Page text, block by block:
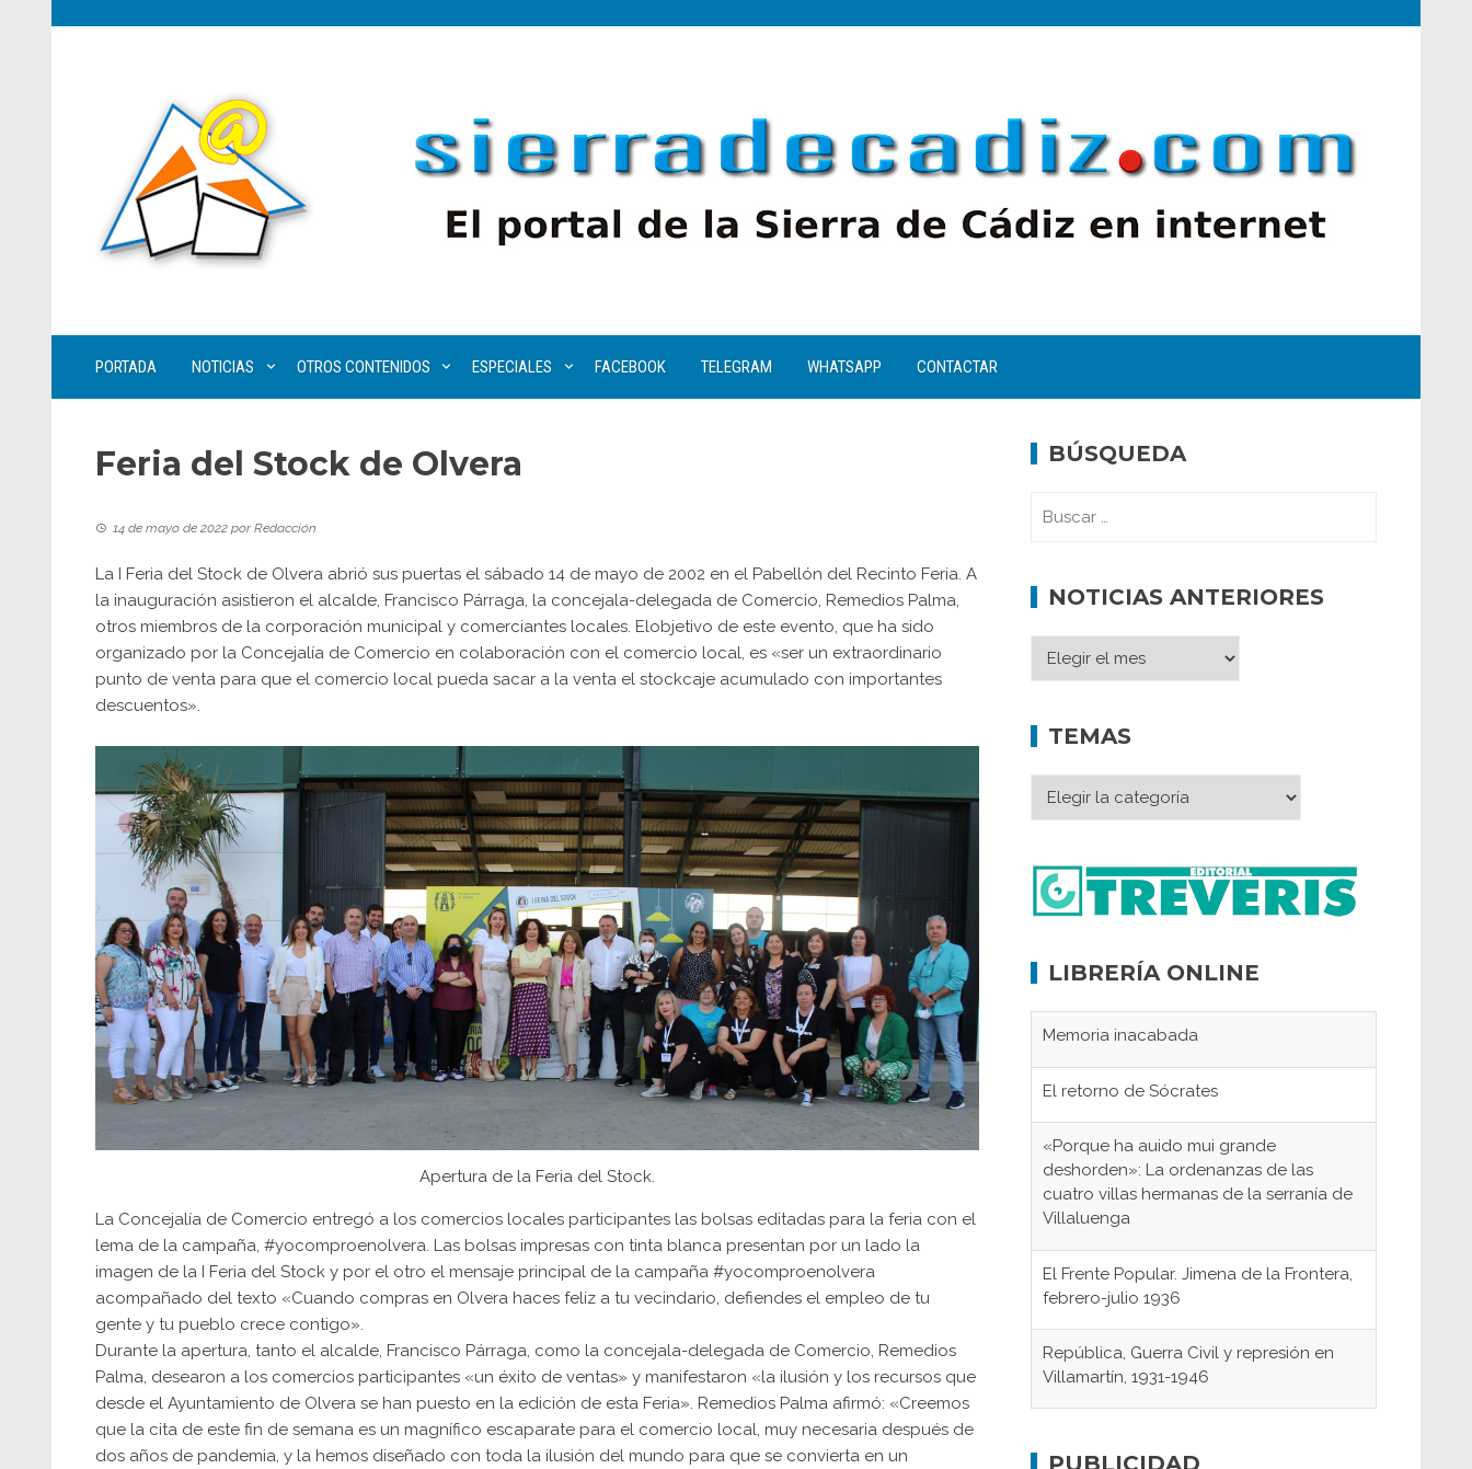
PORTADA NOTICIAS OTROS CONTENIDOS ESPECIALES FACEBOOK TELEGRAM WHATSAPP CONTACTAR
Feria del Stock de Olvera
14 de mayo de 2022 porRedacción
La I Feria del Stock de Olvera abrió sus puertas el sábado 14 de mayo de 2002 en el Pabellón del Recinto Feria. A
la inauguración asistieron el alcalde, Francisco Párraga, la concejala-delegada de Comercio, Remedios Palma,
otros miembros de la corporación municipal y comerciantes locales. Elobjetivo de este evento, que ha sido
organizado por la Concejalía de Comercio en colaboración con el comercio local, es «ser un extraordinario
punto de venta para que el comercio local pueda sacar a la venta el stockcaje acumulado con importantes
descuentos».
Apertura de la Feria del Stock.
La Concejalía de Comercio entregó a los comercios locales participantes las bolsas editadas para la feria con el
lema de la campaña, #yocomproenolvera. Las bolsas impresas con tinta blanca presentan por un lado la
imagen de la I Feria del Stock y por el otro el mensaje principal de la campaña #yocomproenolvera
acompañado del texto «Cuando compras en Olvera haces feliz a tu vecindario, defiendes el empleo de tu
gente y tu pueblo crece contigo».
Durante la apertura, tanto el alcalde, Francisco Párraga, como la concejala-delegada de Comercio, Remedios
Palma, desearon a los comercios participantes «un éxito de ventas» y manifestaron «la ilusión y los recursos que
desde el Ayuntamiento de Olvera se han puesto en la edición de esta Feria». Remedios Palma afirmó: «Creemos
que la cita de este fin de semana es un magnífico escaparate para el comercio local, muy necesaria después de
dos años de pandemia, y la hemos diseñado con toda la ilusión del mundo para que se convierta en un
BÚSQUEDA
NOTICIAS ANTERIORES
TEMAS
LIBRERÍA ONLINE
Memoria inacabada
El retorno de Sócrates
«Porque ha auido mui grande
deshorden»: La ordenanzas de las
cuatro villas hermanas de la serranía de
Villaluenga
El Frente Popular. Jimena de la Frontera,
febrero-julio 1936
República, Guerra Civil y represión en
Villamartín, 1931-1946
concentración nazis
PUBLICIDAD